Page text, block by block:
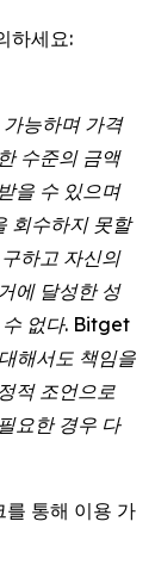
하세요:
가능하며 가격
수준의 금액
받을 수 있으며
회수하지 못할
구하고 자신의
에 달성한 성
수 없다. Bitget
대해서도 책임을
적 조언으로
필요한 경우 다
를 통해 이용 가